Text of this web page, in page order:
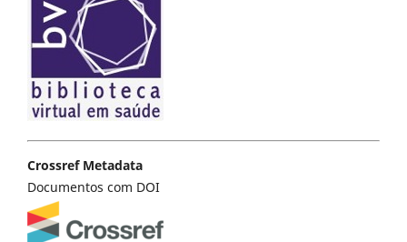
Crossref Metadata
Documentos com DOI